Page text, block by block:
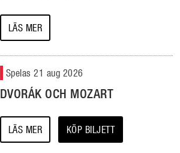
LÄS MER
Spelas 21 aug 2026
DVORÁK OCH MOZART
LÄS MER KÖP BILJETT